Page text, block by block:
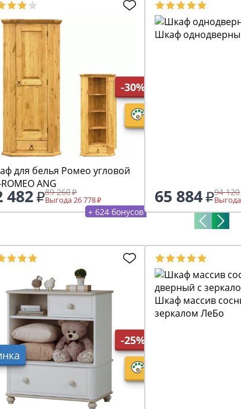
-30%
для белья Ромео угловой
ANG
482 89 260
Выгода 26 778
+ 624 бонусов
Шкаф
65 884 94 120
-25%
Шкаф массив
зеркалом ЛеБо